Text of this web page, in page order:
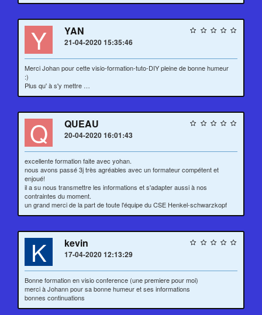
Y YAN
21-04-2020 15:35:46
Merci Johan pour cette visio-formation-tuto-DIY pleine de bonne humeur
:)
Plus qu' à s'y mettre …
Q QUEAU
20-04-2020 16:01:43
excellente formation faite avec yohan.
nous avons passé 3j très agréables avec un formateur compétent et
enjoué!
il a su nous transmettre les informations et s'adapter aussi à nos
contraintes du moment.
un grand merci de la part de toute l'équipe du CSE Henkel-schwarzkopf
K kevin
17-04-2020 12:13:29
Bonne formation en visio conference (une premiere pour moi)
merci à Johann pour sa bonne humeur et ses informations
bonnes continuations